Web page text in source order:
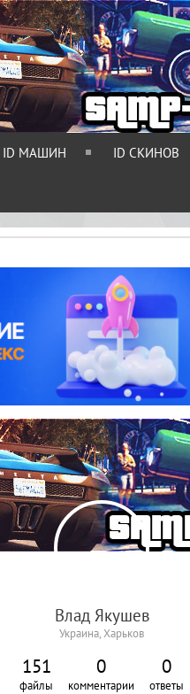
ID МАШИН ID СКИНОВ
Влад Якушев
Украина, Харьков
151
файлы
0
комментарии
0
ответы